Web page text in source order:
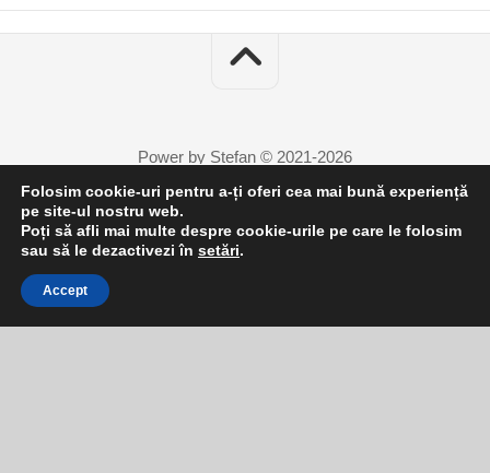
Power by Stefan © 2021-2026
Folosim cookie-uri pentru a-ți oferi cea mai bună experiență
pe site-ul nostru web.
Poți să afli mai multe despre cookie-urile pe care le folosim
sau să le dezactivezi în setări.
Accept